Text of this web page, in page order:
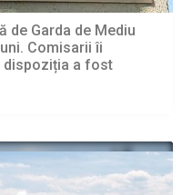
de Garda de Mediu
Comisarii îi
dispoziția a fost